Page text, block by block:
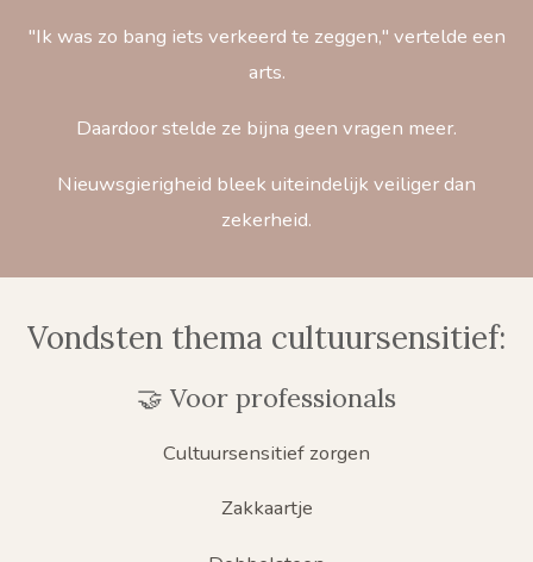
"Ik was zo bang iets verkeerd te zeggen," vertelde een
arts.
Daardoor stelde ze bijna geen vragen meer.
Nieuwsgierigheid bleek uiteindelijk veiliger dan
zekerheid.
Vondsten thema cultuursensitief:
🤝 Voor professionals
Cultuursensitief zorgen
Zakkaartje